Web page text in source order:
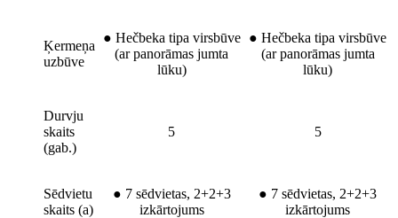
Ķermeņa
uzbūve
● Hečbeka tipa virsbūve
(ar panorāmas jumta
lūku)
● Hečbeka tipa virsbūve
(ar panorāmas jumta
lūku)
Durvju
skaits
(gab.)
5 5
Sēdvietu
skaits (a)
● 7 sēdvietas, 2+2+3
izkārtojums
● 7 sēdvietas, 2+2+3
izkārtojums